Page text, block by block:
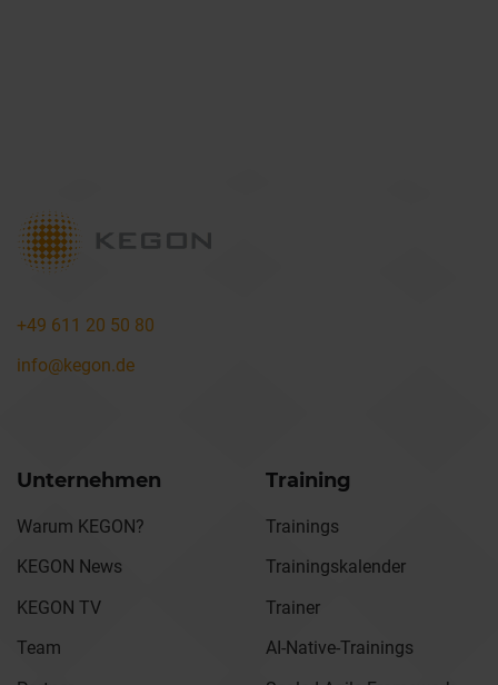
+49 611 20 50 80
info@kegon.de
Unternehmen
Warum KEGON?
KEGON News
KEGON TV
Team
Training
Trainings
Trainingskalender
Trainer
AI-Native-Trainings